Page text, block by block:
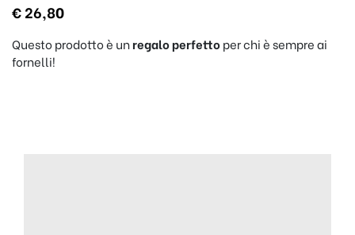
€26,80
Questo prodotto è unregalo perfettoper chi è sempre ai
fornelli!